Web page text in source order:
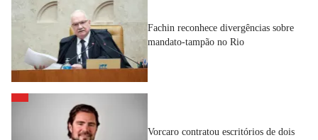
Fachin reconhece divergências sobre
mandato-tampão no Rio
Vorcaro contratou escritórios de dois